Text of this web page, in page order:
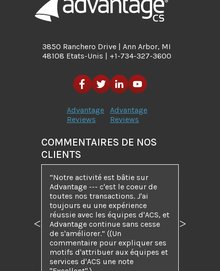
3850 Ranchero Drive | Ann Arbor, MI
48108 Etats-Unis | +1-734-327-3600
Advantage
Reviews
Advantage
Reviews
COMMENTAIRES DE NOS
CLIENTS
“Notre activité est bâtie sur
Advantage --- c'est le coeur de
toutes nos transactions. J'ai
toujours eu une expérience
réussie avec les équipes d'ACS, et
Advantage continue sans cesse
de s'améliorer.” ((Un
commentaire pour expliquer ses
motifs d'attribuer aux équipes et
services d'ACS une note
Précédent Suivant